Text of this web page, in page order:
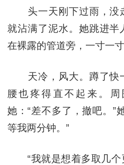
头一天刚下过雨，没
就沾满了泥水。她跳进半
在裸露的管道旁，一寸一寸
天冷，风大。蹲了快
腰也疼得直不起来。
她：“差不多了，撤吧。”
等我两分钟。”
“我就是想着多取几个